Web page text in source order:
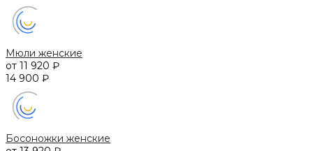
Мюли женские
от 11 920 ₽
14 900 ₽
Босоножки женские